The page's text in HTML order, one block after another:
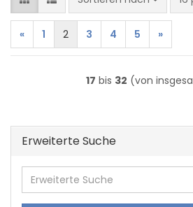
« 1 2 3 4 5 »
17 bis 32 (von
Erweiterte Suche
Erweiterte
Suche